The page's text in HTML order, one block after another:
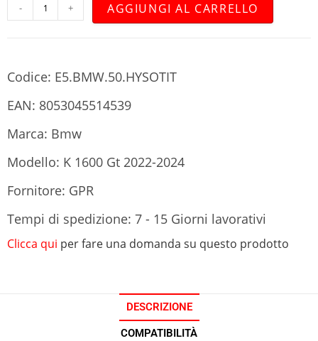
- + AGGIUNGI AL CARRELLO
Codice: E5.BMW.50.HYSOTIT
EAN: 8053045514539
Marca: Bmw
Modello: K 1600 Gt 2022-2024
Fornitore: GPR
Tempi di spedizione: 7 - 15 Giorni lavorativi
Clicca qui per fare una domanda su questo prodotto
DESCRIZIONE
COMPATIBILITÀ